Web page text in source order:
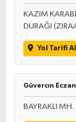
KAZIM
DURAĞI
Yol Tarifi Al
Güvercın
BAYRAKLI